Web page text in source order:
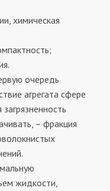
химическая
очередь
агрегата сфере
– фракция
жидкости,